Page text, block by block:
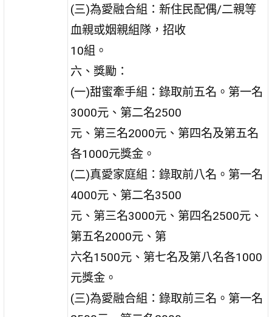
(三)為愛融合組：新住民配偶/二親等
血親或姻親組隊，招收
10組。
六、獎勵：
(一)甜蜜牽手組：錄取前五名。第一名
3000元、第二名2500
元、第三名2000元、第四名及第五名
各1000元獎金。
(二)真愛家庭組：錄取前八名。第一名
4000元、第二名3500
元、第三名3000元、第四名2500元、
第五名2000元、第
六名1500元、第七名及第八名各1000
元獎金。
(三)為愛融合組：錄取前三名。第一名